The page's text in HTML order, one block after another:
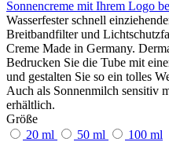
Sonnencreme mit Ihrem Logo
Wasserfester schnell
Breitbandfilter und
Creme Made in Germany.
Bedrucken Sie die Tube mit
und gestalten Sie so ein tolles
Auch als Sonnenmilch sensitiv
erhältlich.
Größe
20 ml
50 ml
100 ml